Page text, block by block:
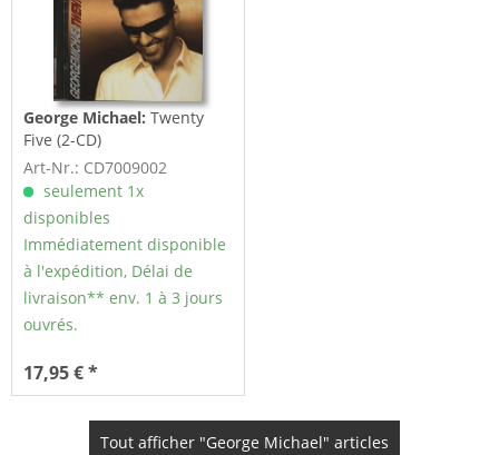
George Michael: Twenty
Five (2-CD)
Art-Nr.: CD7009002
seulement 1x
disponibles
Immédiatement disponible
à l'expédition, Délai de
livraison** env. 1 à 3 jours
ouvrés.
17,95 € *
Tout afficher "George Michael" articles